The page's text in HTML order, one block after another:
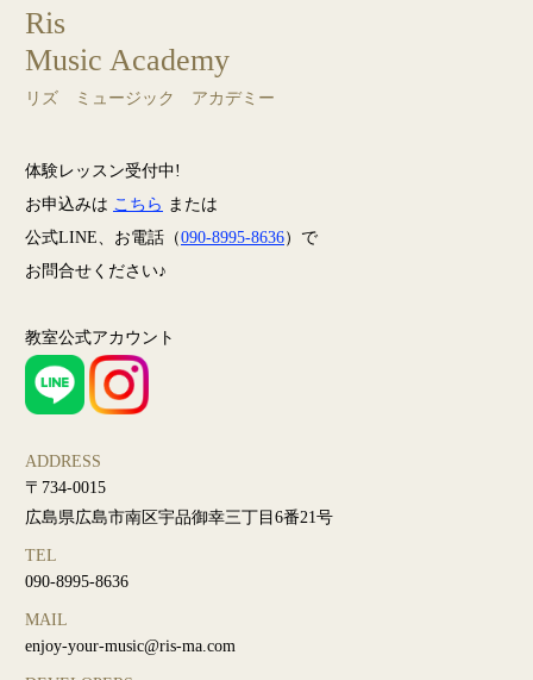
Ris
Music Academy
リズ ミュージック アカデミー
体験レッスン受付中!
お申込みは こちら または
公式LINE、お電話（090-8995-8636）で
お問合せください♪
教室公式アカウント
ADDRESS
〒734-0015
広島県広島市南区宇品御幸三丁目6番21号
TEL
090-8995-8636
MAIL
enjoy-your-music@ris-ma.com